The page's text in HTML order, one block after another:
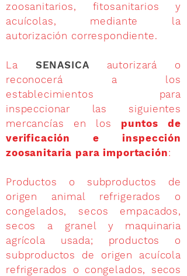
zoosanitarios, fitosanitarios y
acuícolas, mediante la
autorización correspondiente.
La SENASICA autorizará o
reconocerá a los
establecimientos para
inspeccionar las siguientes
mercancías en los puntos de
verificación e inspección
zoosanitaria para importación:
Productos o subproductos de
origen animal refrigerados o
congelados, secos empacados,
secos a granel y maquinaria
agrícola usada; productos o
subproductos de origen acuícola
refrigerados o congelados, secos